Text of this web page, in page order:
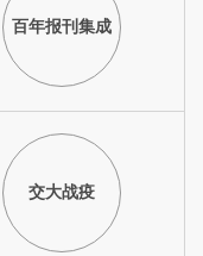
百年报刊集成
交大战疫